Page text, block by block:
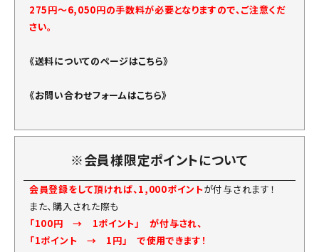
275円～6,050円の手数料が必要となりますので、ご注意くだ
さい。
《送料についてのページはこちら》
《お問い合わせフォームはこちら》
※会員様限定ポイントについて
会員登録をして頂ければ、1,000ポイントが付与されます！
また、購入された際も
「100円 → 1ポイント」 が付与され、
「1ポイント → 1円」 で使用できます！